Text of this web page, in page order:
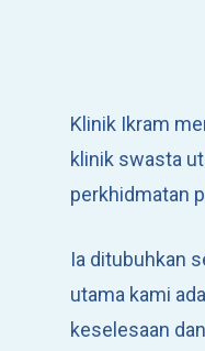
Klinik Ikram
klinik swasta
perkhidmatan
Ia ditubuhkan
utama kami
keselesaan